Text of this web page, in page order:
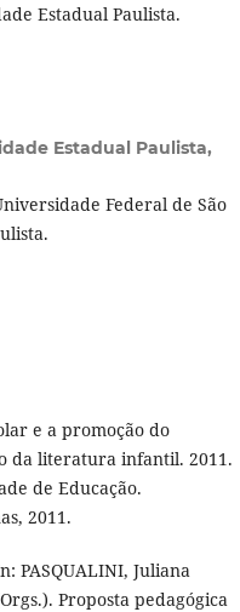
Estadual Paulista.
Estadual Paulista,
Federal de São
e a promoção do
da literatura infantil. 2011.
de Educação.
2011.
PASQUALINI, Juliana
Proposta pedagógica